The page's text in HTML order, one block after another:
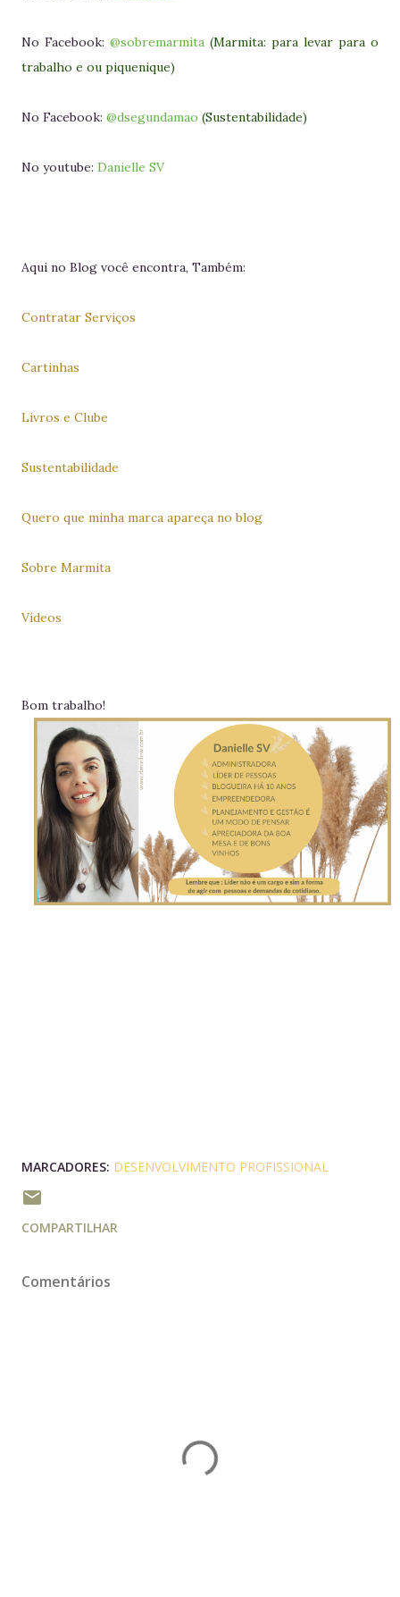
No Facebook: @sobremarmita (Marmita: para levar para o
trabalho e ou piquenique)
No Facebook: @dsegundamao (Sustentabilidade)
No youtube: Danielle SV
Aqui no Blog você encontra, Também:
Contratar Serviços
Cartinhas
Livros e Clube
Sustentabilidade
Quero que minha marca apareça no blog
Sobre Marmita
Vídeos
Bom trabalho!
MARCADORES: DESENVOLVIMENTO PROFISSIONAL
COMPARTILHAR
Comentários